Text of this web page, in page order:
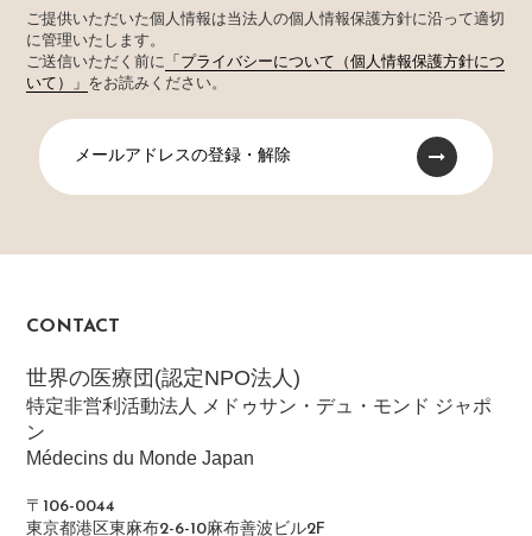
ご提供いただいた個人情報は当法人の個人情報保護方針に沿って適切
に管理いたします。
ご送信いただく前に
「プライバシーについて（個人情報保護方針につ
いて）」 をお読みください。
メールアドレスの登録・解除
CONTACT
世界の医療団(認定NPO法人)
特定非営利活動法人 メドゥサン・デュ・モンド ジャポ
ン
Médecins du Monde Japan
〒106-0044
東京都港区東麻布2-6-10麻布善波ビル2F